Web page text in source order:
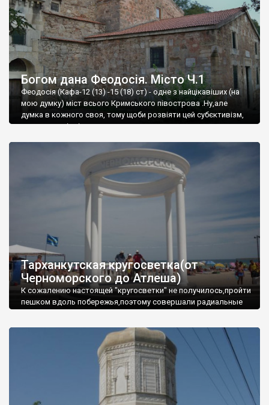
Богом дана Феодосія. Місто Ч.1
Феодосія (Кафа-12 (13) -15 (18) ст) - одне з найцікавіших (на
мою думку) міст всього Кримського півострова .Ну,але
думка в кожного своя, тому щоби розвіяти цей субєктивізм,
запрошую відвідати це
Тарханкутская кругосветка(от
Черноморского до Атлеша)
К сожалению настоящей "кругосветки" не получилось,пройти
пешком вдоль побережья,поэтому совершали радиальные